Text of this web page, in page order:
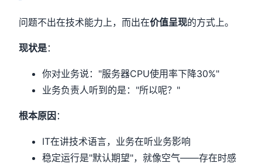
问题不出在技术能力上，而出在价值呈现的方式上。
现状是：
你对业务说："服务器CPU使用率下降30%"
业务负责人听到的是："所以呢？"
根本原因 ：
IT在讲技术语言，业务在听业务影响
稳定运行是"默认期望"，就像空气——存在时感